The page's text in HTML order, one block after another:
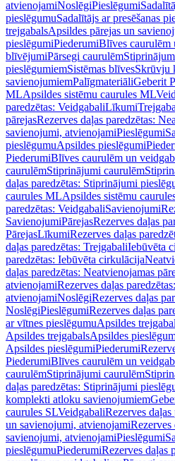
atvienojamiNoslēgiPieslēgumi
pieslēgumuSadalītājs ar presēšanas
trejgabalsApsildes pārejas un
pieslēgumiPiederumiBlīves caurulēm
blīvējumiPārsegi caurulēm
pieslēgumiemSistēmas blīvesSkrūvju
savienojumiemPalīgmateriāliGeberit
MLApsildes sistēmu caurules ML
paredzētas: VeidgabaliLīkumi
pārejasRezerves daļas paredzētas:
savienojumi, atvienojamiPieslēgumi
pieslēgumuApsildes pieslēgumi
PiederumiBlīves caurulēm un
caurulēmStiprinājumi caurulēm
daļas paredzētas: Stiprinājumi
caurules MLApsildes sistēmu
paredzētas: VeidgabaliSavienojumi
SavienojumiPārejasRezerves daļas
PārejasLīkumiRezerves daļas
daļas paredzētas: TrejgabaliIebūvēta
paredzētas: Iebūvēta cirkulācija
daļas paredzētas: Neatvienojamas
atvienojamiRezerves daļas
atvienojamiNoslēgiRezerves daļas
NoslēgiPieslēgumiRezerves daļas
ar vītnes pieslēgumuApsildes
Apsildes trejgabalsApsildes
Apsildes pieslēgumiPiederumi
PiederumiBlīves caurulēm un
caurulēmStiprinājumi caurulēm
daļas paredzētas: Stiprinājumi
komplekti atloku savienojumiem
caurules SLVeidgabaliRezerves
un savienojumi, atvienojamiRezerves
savienojumi, atvienojamiPieslēgumi
pieslēgumuPiederumiRezerves daļas